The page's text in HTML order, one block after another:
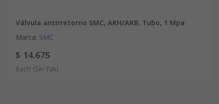
Válvula antirretorno SMC, AKH/AKB, Tubo, 1 Mpa
Marca: SMC
$ 14.675
Each (Sin IVA)